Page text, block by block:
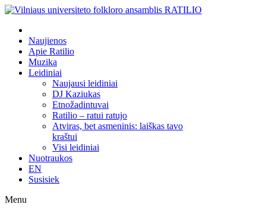
Naujienos
Apie Ratilio
Muzika
Leidiniai
Naujausi leidiniai
DJ Kaziukas
Etnožadintuvai
Ratilio – ratui ratujo
Atviras, bet asmeninis: laiškas tavo
kraštui
Visi leidiniai
Nuotraukos
EN
Susisiek
Menu